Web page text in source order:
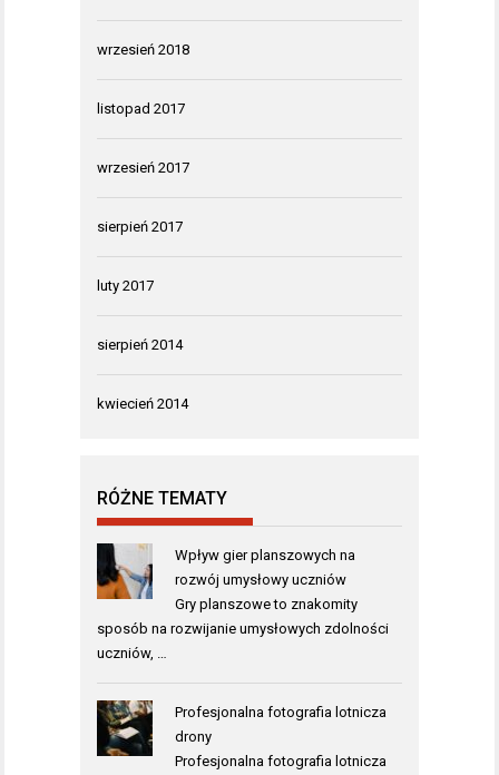
wrzesień 2018
listopad 2017
wrzesień 2017
sierpień 2017
luty 2017
sierpień 2014
kwiecień 2014
RÓŻNE TEMATY
Wpływ gier planszowych na
rozwój umysłowy uczniów
Gry planszowe to znakomity
sposób na rozwijanie umysłowych zdolności
uczniów, …
Profesjonalna fotografia lotnicza
drony
Profesjonalna fotografia lotnicza